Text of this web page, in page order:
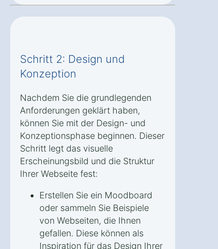
Schritt 2: Design und
Konzeption
Nachdem Sie die grundlegenden
Anforderungen geklärt haben,
können Sie mit der Design- und
Konzeptionsphase beginnen. Dieser
Schritt legt das visuelle
Erscheinungsbild und die Struktur
Ihrer Webseite fest:
Erstellen Sie ein Moodboard
oder sammeln Sie Beispiele
von Webseiten, die Ihnen
gefallen. Diese können als
Inspiration für das Design Ihrer